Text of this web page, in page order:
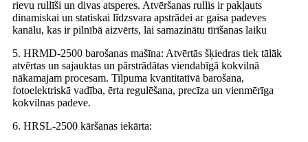
rievu rullīši un divas atsperes. Atvēršanas rullis ir pakļauts
dinamiskai un statiskai līdzsvara apstrādei ar gaisa padeves
kanālu, kas ir pilnībā aizvērts, lai samazinātu tīrīšanas laiku
5. HRMD-2500 barošanas mašīna: Atvērtās šķiedras tiek tālāk
atvērtas un sajauktas un pārstrādātas viendabīgā kokvilnā
nākamajam procesam. Tilpuma kvantitatīvā barošana,
fotoelektriskā vadība, ērta regulēšana, precīza un vienmērīga
kokvilnas padeve.
6. HRSL-2500 kāršanas iekārta: